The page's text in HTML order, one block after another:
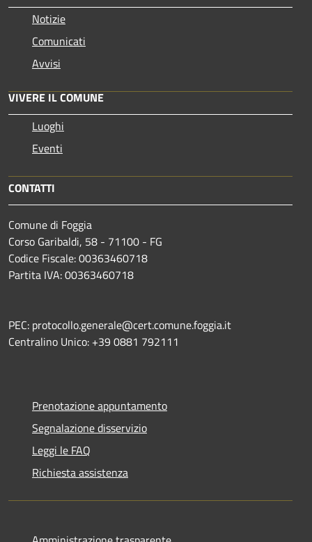
Notizie
Comunicati
Avvisi
VIVERE IL COMUNE
Luoghi
Eventi
CONTATTI
Comune di Foggia
Corso Garibaldi, 58 - 71100 - FG
Codice Fiscale: 00363460718
Partita IVA: 00363460718
PEC: protocollo.generale@cert.comune.foggia.it
Centralino Unico: +39 0881 792111
Prenotazione appuntamento
Segnalazione disservizio
Leggi le FAQ
Richiesta assistenza